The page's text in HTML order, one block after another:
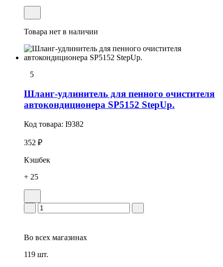
Товара нет в наличии
5
Шланг-удлинитель для пенного очистителя
автокондиционера SP5152 StepUp.
Код товара: I9382
352 ₽
Кэшбек
+ 25
Во всех магазинах
119 шт.